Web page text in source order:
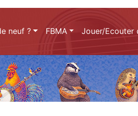
neuf ? FBMA Jouer/Ecouter